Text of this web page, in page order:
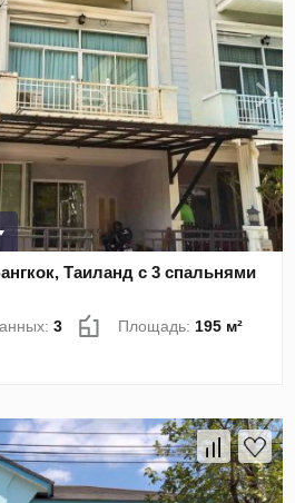
Таиланд с 3 спальнями
3 Площадь: 195 м²